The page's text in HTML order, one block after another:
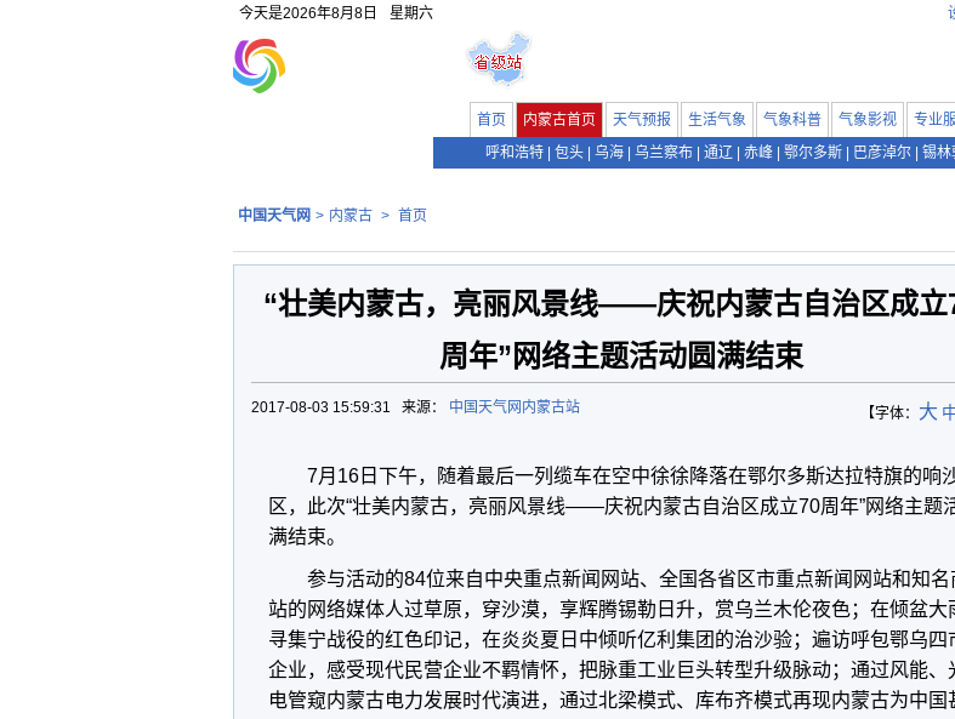
今天是2026年8月8日 星期六
首页 内蒙古首页 天气预报 生活气象 气象科普 气象影视 专业
呼和浩特
包头 乌海 乌兰察布 通辽 赤峰 鄂尔多斯 巴彦淖尔 锡林
中国天气网 > 内蒙古 > 首页
“壮美内蒙古，亮丽风景线——庆祝内蒙古自治区成立
周年”网络主题活动圆满结束
【字体： 大
2017-08-03 15:59:31 来源： 中国天气网内蒙古站
7月16日下午，随着最后一列缆车在空中徐徐降落在鄂尔多斯达拉特旗的响
区，此次“壮美内蒙古，亮丽风景线——庆祝内蒙古自治区成立70周年”网络主题
满结束。
参与活动的84位来自中央重点新闻网站、全国各省区市重点新闻网站和知名
站的网络媒体人过草原，穿沙漠，享辉腾锡勒日升，赏乌兰木伦夜色；在倾盆大
寻集宁战役的红色印记，在炎炎夏日中倾听亿利集团的治沙验；遍访呼包鄂乌四
企业，感受现代民营企业不羁情怀，把脉重工业巨头转型升级脉动；通过风能、
电管窥内蒙古电力发展时代演进，通过北梁模式、库布齐模式再现内蒙古为中国